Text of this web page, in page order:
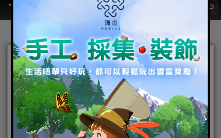
room6・ヨカゼ
（YOKAZE）宣佈將參展
2025台北國際電玩展！
《Rogue with the Dead -亡
途轉生》特設專區同步登場